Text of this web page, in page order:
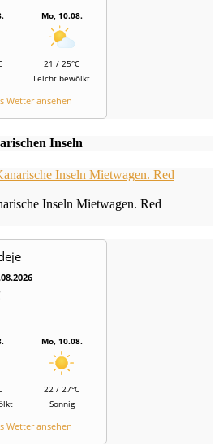
Mo, 10.08.
21 / 25°C
Leicht bewölkt
Wetter ansehen
Inseln
Inseln Mietwagen. Red
Mo, 10.08.
22 / 27°C
Sonnig
Wetter ansehen